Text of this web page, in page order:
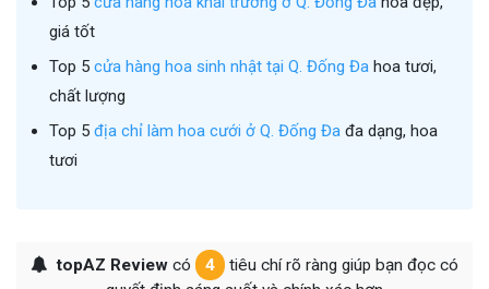
Top 5shop bán hoa lan hồ điệp ở Q. Đống Đa
hàng tận nơi
Top 5cửa hàng hoa khai trương ở Q. Đống Đa
giá tốt
Top 5